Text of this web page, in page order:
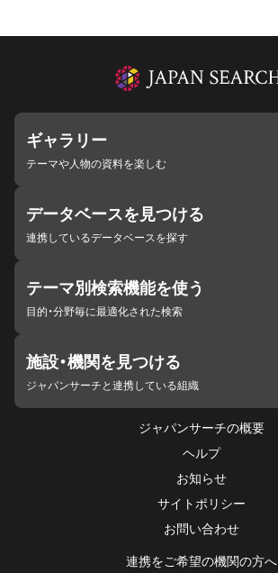
ギャラリー
テーマや人物の資料を楽しむ
データベースを見つける
連携しているデータベースを探す
テーマ別検索機能を使う
目的・分野毎に最適化された検索
施設・機関を見つける
ジャパンサーチと連携している組織
ジャパンサーチの概要
ヘルプ
お知らせ
サイトポリシー
お問い合わせ
連携をご希望の機関の方へ